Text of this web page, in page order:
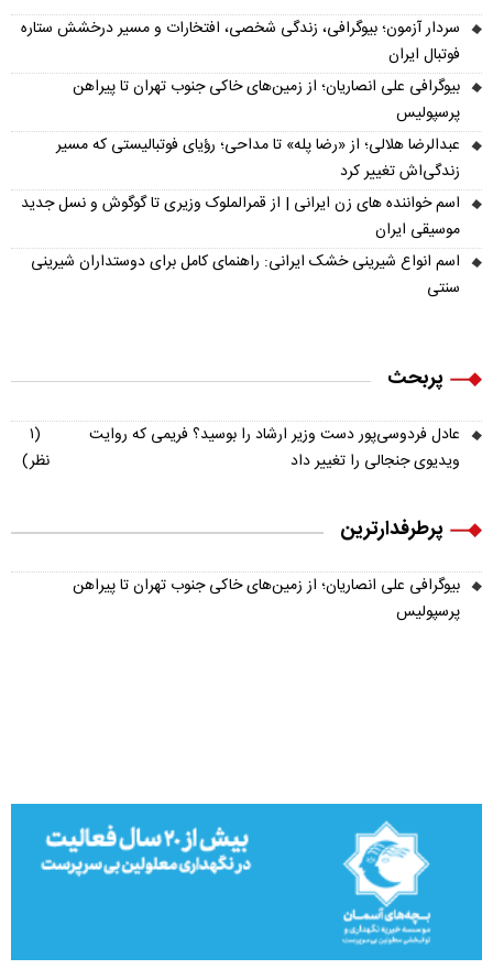
سردار آزمون؛ بیوگرافی، زندگی شخصی، افتخارات و مسیر درخشش ستاره
فوتبال ایران
بیوگرافی علی انصاریان؛ از زمین‌های خاکی جنوب تهران تا پیراهن
پرسپولیس
عبدالرضا هلالی؛ از «رضا پله» تا مداحی؛ رؤیای فوتبالیستی که مسیر
زندگی‌اش تغییر کرد
اسم خواننده های زن ایرانی | از قمرالملوک وزیری تا گوگوش و نسل جدید
موسیقی ایران
اسم انواع شیرینی خشک ایرانی: راهنمای کامل برای دوستداران شیرینی
سنتی
پربحث
عادل فردوسی‌پور دست وزیر ارشاد را بوسید؟ فریمی که روایت
ویدیوی جنجالی را تغییر داد
(۱
نظر)
پرطرفدارترین
بیوگرافی علی انصاریان؛ از زمین‌های خاکی جنوب تهران تا پیراهن
پرسپولیس